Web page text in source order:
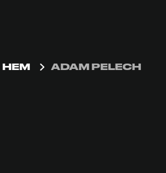
HEM ADAM PELECH